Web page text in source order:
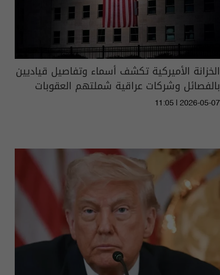
الخزانة الأميركية تكشف أسماء وتفاصيل قياديين
بالفصائل وشركات عراقية شملتهم العقوبات
11:05 | 2026-05-07